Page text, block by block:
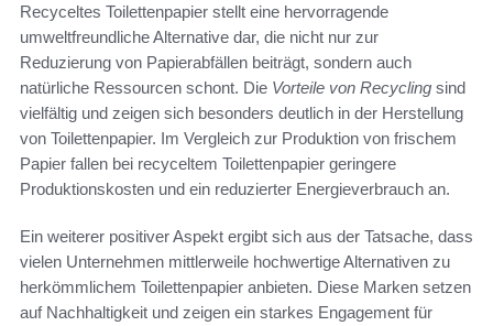
Recyceltes Toilettenpapier stellt eine hervorragende
umweltfreundliche Alternative dar, die nicht nur zur
Reduzierung von Papierabfällen beiträgt, sondern auch
natürliche Ressourcen schont. Die Vorteile von Recycling sind
vielfältig und zeigen sich besonders deutlich in der Herstellung
von Toilettenpapier. Im Vergleich zur Produktion von frischem
Papier fallen bei recyceltem Toilettenpapier geringere
Produktionskosten und ein reduzierter Energieverbrauch an.
Ein weiterer positiver Aspekt ergibt sich aus der Tatsache, dass
vielen Unternehmen mittlerweile hochwertige Alternativen zu
herkömmlichem Toilettenpapier anbieten. Diese Marken setzen
auf Nachhaltigkeit und zeigen ein starkes Engagement für